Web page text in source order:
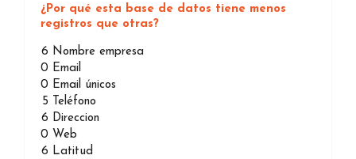
¿Por qué esta base de datos tiene menos
registros que otras?
6 Nombre empresa
0 Email
0 Email únicos
5 Teléfono
6 Direccion
0 Web
6 Latitud